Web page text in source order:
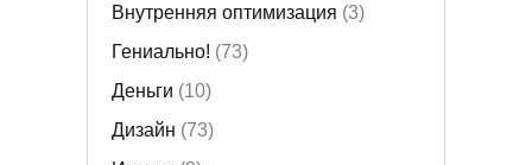
Внутренняя оптимизация (3)
Гениально! (73)
Деньги (10)
Дизайн (73)